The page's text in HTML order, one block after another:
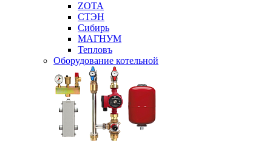
ZOTA
СТЭН
Сибирь
МАГНУМ
Тепловъ
Оборудование котельной